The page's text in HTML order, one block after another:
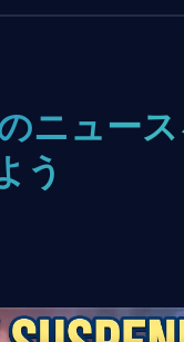
ニュー
う